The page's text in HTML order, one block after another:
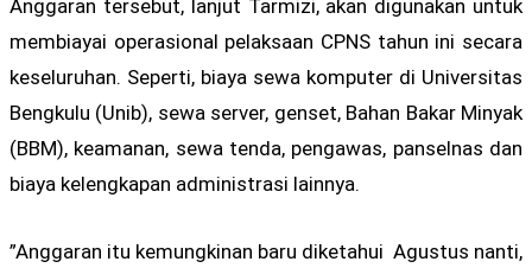
Anggaran tersebut, lanjut Tarmizi, akan digunakan untuk
membiayai operasional pelaksaan CPNS tahun ini secara
keseluruhan. Seperti, biaya sewa komputer di Universitas
Bengkulu (Unib), sewa server, genset, Bahan Bakar Minyak
(BBM), keamanan, sewa tenda, pengawas, panselnas dan
biaya kelengkapan administrasi lainnya.
”Anggaran itu kemungkinan baru diketahui Agustus nanti,